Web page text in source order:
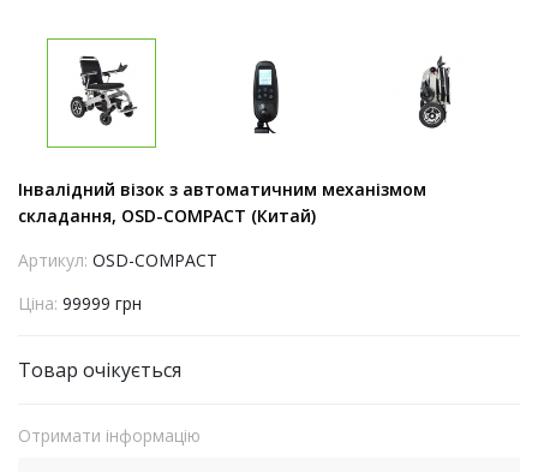
Інвалідний візок з автоматичним механізмом
складання, OSD-COMPACT (Китай)
Артикул: OSD-COMPACT
Ціна: 99999 грн
Товар очікується
Отримати інформацію